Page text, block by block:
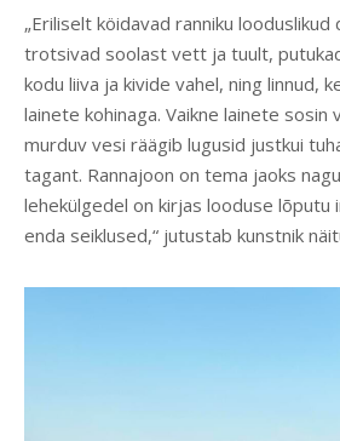
„Eriliselt köidavad ranniku
trotsivad soolast vett ja tuult,
kodu liiva ja kivide vahel, ning linnud,
lainete kohinaga. Vaikne lainete sosin
murduv vesi räägib lugusid justkui
tagant. Rannajoon on tema jaoks
lehekülgedel on kirjas looduse lõputu
enda seiklused,“ jutustab kunstnik